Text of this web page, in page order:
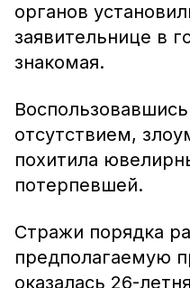
органов
заявительнице в
знакомая.
отсутствием,
похитила
потерпевшей.
Стражи порядка
предполагаемую
оказалась 26-